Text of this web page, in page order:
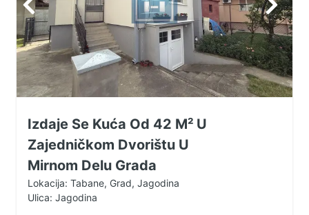
Izdaje Se Kuća Od 42 M² U
Zajedničkom Dvorištu U
Mirnom Delu Grada
Lokacija: Tabane, Grad, Jagodina
Ulica: Jagodina